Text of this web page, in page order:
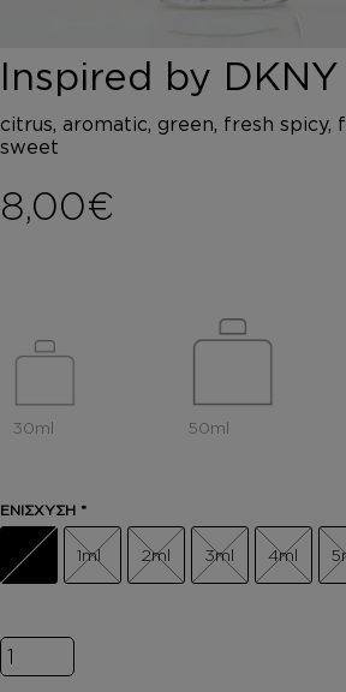
HOROMIA
SPECIAL OFFERS
ΣΥΝΔΕΣΗ
Inspired by DKNY
citrus, aromatic, green, fresh spicy,
sweet
8,00€
ΕΝΙΣΧΥΣΗ *
1ml 2ml 3ml 4ml
Inspired by DKNY ποσότητα